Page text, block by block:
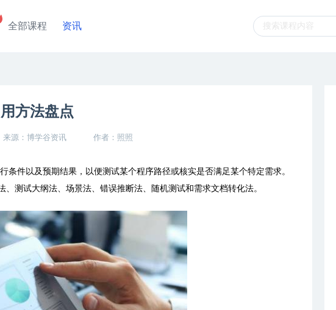
全部课程 资讯
方法盘点
来源：博学谷资讯 作者：照照
条件以及预期结果，以便测试某个程序路径或核实是否满足某个特定需求。
测试大纲法、场景法、错误推断法、随机测试和需求文档转化法。